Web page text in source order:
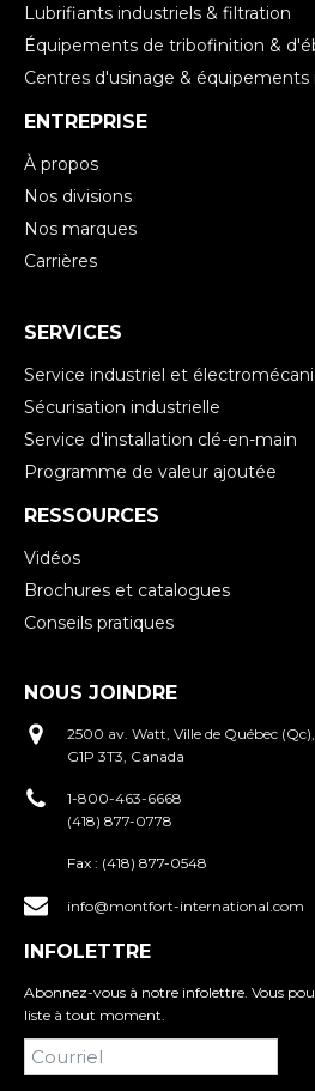
Lubrifiants industriels & filtration
Équipements de tribofinition &
Centres d'usinage & équipements
ENTREPRISE
À propos
Nos divisions
Nos marques
Carrières
SERVICES
Service industriel et
Sécurisation industrielle
Service d'installation clé-en-main
Programme de valeur ajoutée
RESSOURCES
Vidéos
Brochures et catalogues
Conseils pratiques
NOUS JOINDRE
2500 av. Watt, Ville de Québec (Qc),
G1P 3T3, Canada
1-800-463-6668
(418) 877-0778
Fax : (418) 877-0548
info@montfort-international.com
INFOLETTRE
Abonnez-vous à notre infolettre. Vous
liste à tout moment.